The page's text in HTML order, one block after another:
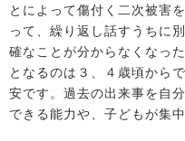
とによって傷付く二次被害
って、繰り返し話すうちに
確なことが分からなくなっ
となるのは３、４歳頃から
安です。過去の出来事を自
できる能力や、子どもが集